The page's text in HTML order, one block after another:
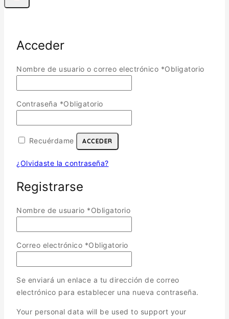
Acceder
Nombre de usuario o correo electrónico *Obligatorio
Contraseña *Obligatorio
Recuérdame ACCEDER
¿Olvidaste la contraseña?
Registrarse
Nombre de usuario *Obligatorio
Correo electrónico *Obligatorio
Se enviará un enlace a tu dirección de correo
electrónico para establecer una nueva contraseña.
Your personal data will be used to support your